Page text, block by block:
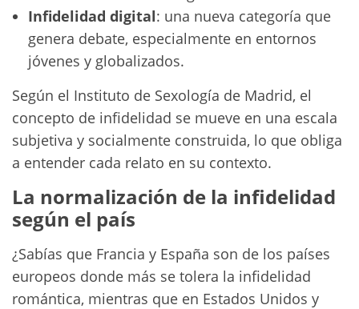
Infidelidad digital: una nueva categoría que
genera debate, especialmente en entornos
jóvenes y globalizados.
Según el Instituto de Sexología de Madrid, el
concepto de infidelidad se mueve en una escala
subjetiva y socialmente construida, lo que obliga
a entender cada relato en su contexto.
La normalización de la infidelidad
según el país
¿Sabías que Francia y España son de los países
europeos donde más se tolera la infidelidad
romántica, mientras que en Estados Unidos y